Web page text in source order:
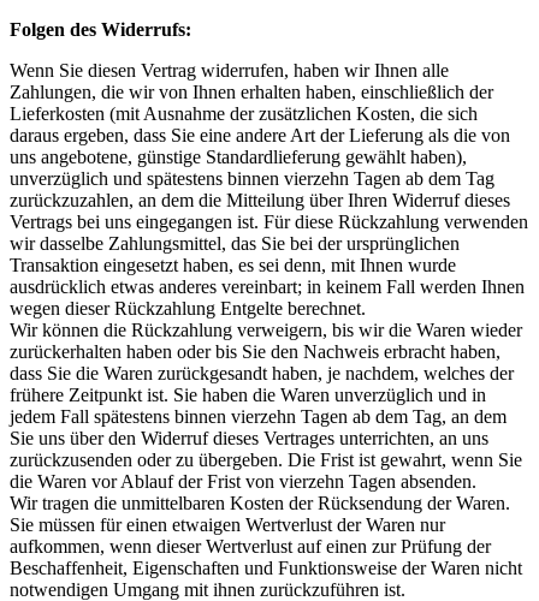
Folgen des Widerrufs:
Wenn Sie diesen Vertrag widerrufen, haben wir Ihnen alle
Zahlungen, die wir von Ihnen erhalten haben, einschließlich der
Lieferkosten (mit Ausnahme der zusätzlichen Kosten, die sich
daraus ergeben, dass Sie eine andere Art der Lieferung als die von
uns angebotene, günstige Standardlieferung gewählt haben),
unverzüglich und spätestens binnen vierzehn Tagen ab dem Tag
zurückzuzahlen, an dem die Mitteilung über Ihren Widerruf dieses
Vertrags bei uns eingegangen ist. Für diese Rückzahlung verwenden
wir dasselbe Zahlungsmittel, das Sie bei der ursprünglichen
Transaktion eingesetzt haben, es sei denn, mit Ihnen wurde
ausdrücklich etwas anderes vereinbart; in keinem Fall werden Ihnen
wegen dieser Rückzahlung Entgelte berechnet.
Wir können die Rückzahlung verweigern, bis wir die Waren wieder
zurückerhalten haben oder bis Sie den Nachweis erbracht haben,
dass Sie die Waren zurückgesandt haben, je nachdem, welches der
frühere Zeitpunkt ist. Sie haben die Waren unverzüglich und in
jedem Fall spätestens binnen vierzehn Tagen ab dem Tag, an dem
Sie uns über den Widerruf dieses Vertrages unterrichten, an uns
zurückzusenden oder zu übergeben. Die Frist ist gewahrt, wenn Sie
die Waren vor Ablauf der Frist von vierzehn Tagen absenden.
Wir tragen die unmittelbaren Kosten der Rücksendung der Waren.
Sie müssen für einen etwaigen Wertverlust der Waren nur
aufkommen, wenn dieser Wertverlust auf einen zur Prüfung der
Beschaffenheit, Eigenschaften und Funktionsweise der Waren nicht
notwendigen Umgang mit ihnen zurückzuführen ist.